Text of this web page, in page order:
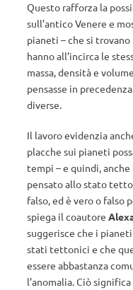
Questo rafforza la
sull’antico Venere e
pianeti – che si
hanno all’incirca le
massa, densità e
pensasse in
diverse.
Il lavoro evidenzia
placche sui pianeti
tempi – e quindi,
pensato allo stato
falso, ed è vero o falso
spiega il coautore
suggerisce che i
stati tettonici e che
essere abbastanza
l’anomalia. Ciò